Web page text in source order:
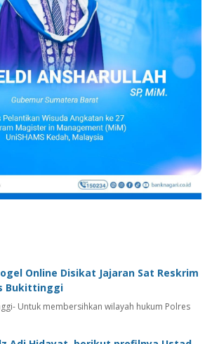
Online Disikat Jajaran Sat Reskrim
Bukittinggi
Untuk membersihkan wilayah hukum Polres